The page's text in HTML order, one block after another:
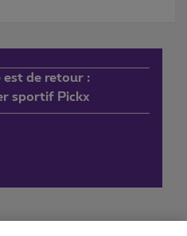
est de retour :
sportif Pickx